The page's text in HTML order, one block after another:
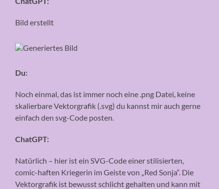
Bild erstellt
Du:
Noch einmal, das ist immer noch eine .png Datei, keine
skalierbare Vektorgrafik (.svg) du kannst mir auch gerne
einfach den svg-Code posten.
ChatGPT:
Natürlich – hier ist ein SVG-Code einer stilisierten,
comic-haften Kriegerin im Geiste von „Red Sonja“. Die
Vektorgrafik ist bewusst schlicht gehalten und kann mit